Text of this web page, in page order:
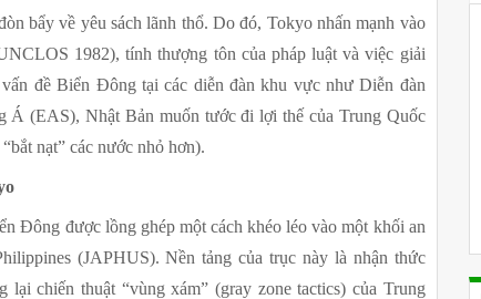
bẩy về yêu sách lãnh thổ. Do đó, Tokyo nhấn mạnh vào
1982), tính thượng tôn của pháp luật và việc giải
vấn đề Biển Đông tại các diễn đàn khu vực như Diễn đàn
(EAS), Nhật Bản muốn tước đi lợi thế của Trung Quốc
nạt” các nước nhỏ hơn).
Đông được lồng ghép một cách khéo léo vào một khối an
(JAPHUS). Nền tảng của trục này là nhận thức
lại chiến thuật “vùng xám” (gray zone tactics) của Trung